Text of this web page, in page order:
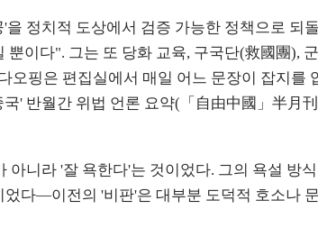
정치적 도상에서 검증 가능한 정책으로
이다". 그는 또 당화 교육, 구국단(救國團),
핑은 편집실에서 매일 어느 문장이 잡지를
' 반월간 위법 언론 요약(「自由中國」半月
아니라 '잘 욕한다'는 것이었다. 그의 욕설 방
다—이전의 '비판'은 대부분 도덕적 호소나